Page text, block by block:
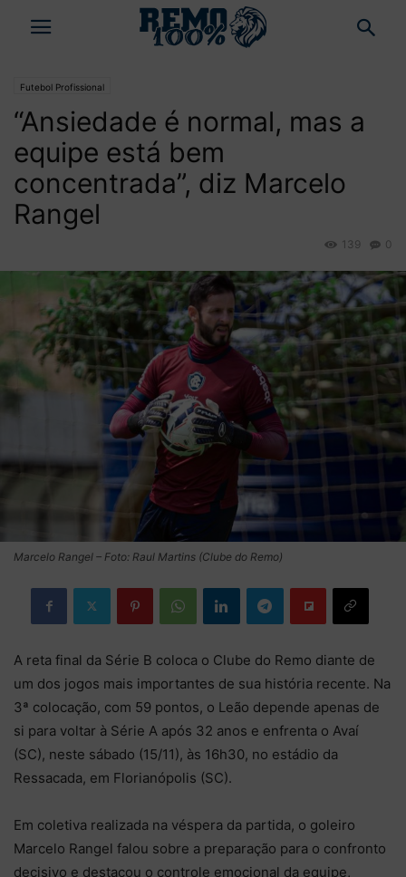
Futebol Profissional
“Ansiedade é normal, mas a
equipe está bem
concentrada”, diz Marcelo
Rangel
0
139
Marcelo Rangel – Foto: Raul Martins (Clube do Remo)
A reta final da Série B coloca o Clube do Remo diante de
um dos jogos mais importantes de sua história recente. Na
3ª colocação, com 59 pontos, o Leão depende apenas de
si para voltar à Série A após 32 anos e enfrenta o Avaí
(SC), neste sábado (15/11), às 16h30, no estádio da
Ressacada, em Florianópolis (SC).
Em coletiva realizada na véspera da partida, o goleiro
Marcelo Rangel falou sobre a preparação para o confronto
decisivo e destacou o controle emocional da equipe,